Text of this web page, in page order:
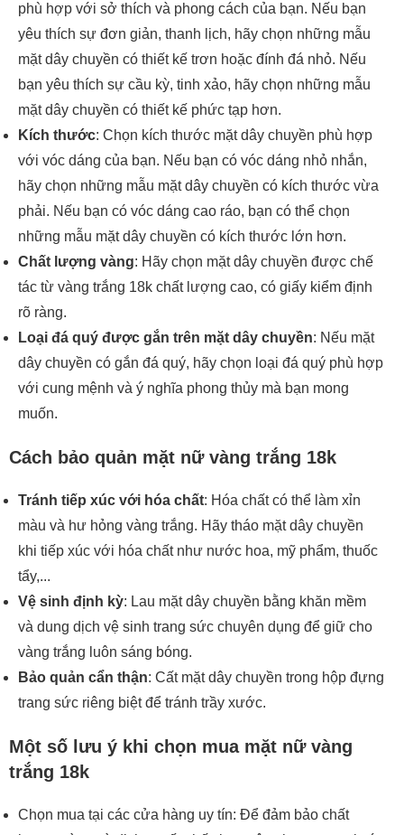
phù hợp với sở thích và phong cách của bạn. Nếu bạn
yêu thích sự đơn giản, thanh lịch, hãy chọn những mẫu
mặt dây chuyền có thiết kế trơn hoặc đính đá nhỏ. Nếu
bạn yêu thích sự cầu kỳ, tinh xảo, hãy chọn những mẫu
mặt dây chuyền có thiết kế phức tạp hơn.
Kích thước: Chọn kích thước mặt dây chuyền phù hợp
với vóc dáng của bạn. Nếu bạn có vóc dáng nhỏ nhắn,
hãy chọn những mẫu mặt dây chuyền có kích thước vừa
phải. Nếu bạn có vóc dáng cao ráo, bạn có thể chọn
những mẫu mặt dây chuyền có kích thước lớn hơn.
Chất lượng vàng: Hãy chọn mặt dây chuyền được chế
tác từ vàng trắng 18k chất lượng cao, có giấy kiểm định
rõ ràng.
Loại đá quý được gắn trên mặt dây chuyền: Nếu mặt
dây chuyền có gắn đá quý, hãy chọn loại đá quý phù hợp
với cung mệnh và ý nghĩa phong thủy mà bạn mong
muốn.
Cách bảo quản mặt nữ vàng trắng 18k
Tránh tiếp xúc với hóa chất: Hóa chất có thể làm xỉn
màu và hư hỏng vàng trắng. Hãy tháo mặt dây chuyền
khi tiếp xúc với hóa chất như nước hoa, mỹ phẩm, thuốc
tẩy,...
Vệ sinh định kỳ: Lau mặt dây chuyền bằng khăn mềm
và dung dịch vệ sinh trang sức chuyên dụng để giữ cho
vàng trắng luôn sáng bóng.
Bảo quản cẩn thận: Cất mặt dây chuyền trong hộp đựng
trang sức riêng biệt để tránh trầy xước.
Một số lưu ý khi chọn mua mặt nữ vàng
trắng 18k
Chọn mua tại các cửa hàng uy tín: Để đảm bảo chất